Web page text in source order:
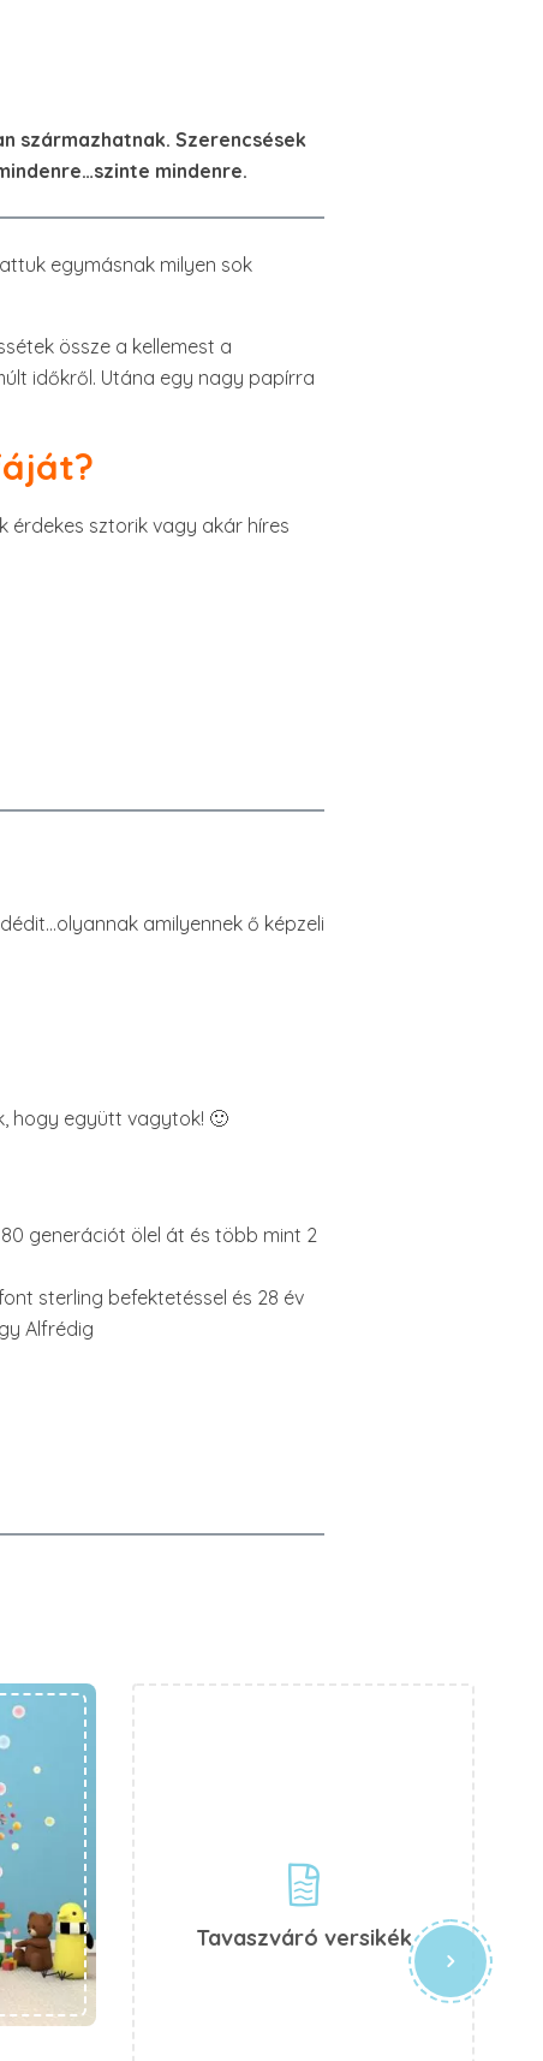
származhatnak. Szerencsések
mindenre.
egymásnak milyen sok
össze a kellemest a
időkről. Utána egy nagy papírra
érdekes sztorik vagy akár híres
amilyennek ő képzeli
hogy együtt vagytok! 🙂
80 generációt ölel át és több mint 2
sterling befektetéssel és 28 év
Alfrédig
Tavaszváró versikék